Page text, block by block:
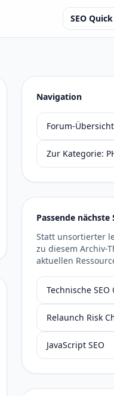
SEO
Navigation
Forum-Übersicht
Zur Kategorie:
Passende nächste
Statt unsortierter
zu diesem Archiv-
aktuellen
Technische
Relaunch Risk
JavaScript SEO